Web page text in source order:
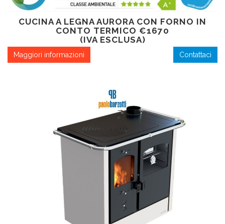
CUCINA A LEGNA AURORA CON FORNO IN
CONTO TERMICO €1670
(IVA ESCLUSA)
Maggiori informazioni Contattaci